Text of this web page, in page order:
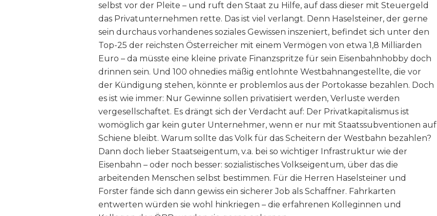
selbst vor der Pleite – und ruft den Staat zu Hilfe, auf dass dieser mit Steuergeld
das Privatunternehmen rette. Das ist viel verlangt. Denn Haselsteiner, der gerne
sein durchaus vorhandenes soziales Gewissen inszeniert, befindet sich unter den
Top-25 der reichsten Österreicher mit einem Vermögen von etwa 1,8 Milliarden
Euro – da müsste eine kleine private Finanzspritze für sein Eisenbahnhobby doch
drinnen sein. Und 100 ohnedies mäßig entlohnte Westbahnangestellte, die vor
der Kündigung stehen, könnte er problemlos aus der Portokasse bezahlen. Doch
es ist wie immer: Nur Gewinne sollen privatisiert werden, Verluste werden
vergesellschaftet. Es drängt sich der Verdacht auf: Der Privatkapitalismus ist
womöglich gar kein guter Unternehmer, wenn er nur mit Staatssubventionen auf
Schiene bleibt. Warum sollte das Volk für das Scheitern der Westbahn bezahlen?
Dann doch lieber Staatseigentum, v.a. bei so wichtiger Infrastruktur wie der
Eisenbahn – oder noch besser: sozialistisches Volkseigentum, über das die
arbeitenden Menschen selbst bestimmen. Für die Herren Haselsteiner und
Forster fände sich dann gewiss ein sicherer Job als Schaffner. Fahrkarten
entwerten würden sie wohl hinkriegen – die erfahrenen Kolleginnen und